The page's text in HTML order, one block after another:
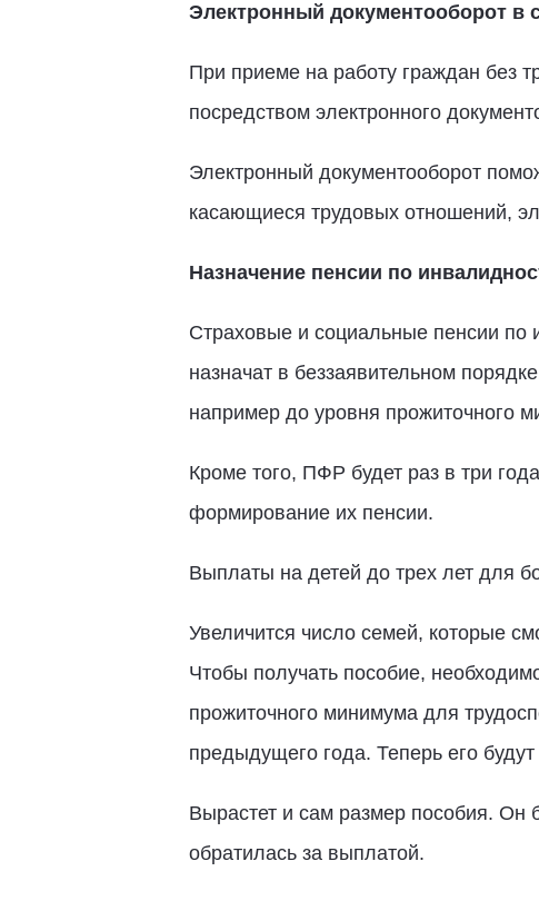
Электронный документооборот в
При приеме на работу граждан без
посредством электронного
Электронный документооборот
касающиеся трудовых отношений,
Назначение пенсии по
Страховые и социальные пенсии по
назначат в беззаявительном
например до уровня прожиточного
Кроме того, ПФР будет раз в три
формирование их пенсии.
Выплаты на детей до трех лет для
Увеличится число семей, которые
Чтобы получать пособие,
прожиточного минимума для
предыдущего года. Теперь его
Вырастет и сам размер пособия. Он
обратилась за выплатой.